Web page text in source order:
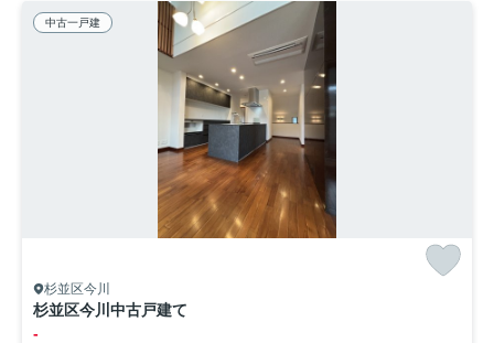
中古一戸建
杉並区今川
杉並区今川中古戸建て
-